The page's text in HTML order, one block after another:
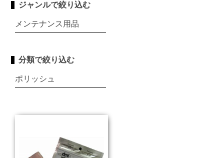
ジャンルで絞り込む
メンテナンス用品
分類で絞り込む
ポリッシュ